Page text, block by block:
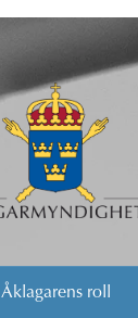
Åklagarens roll